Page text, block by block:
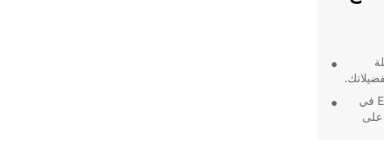
مواقع مريحة: توجد العديد من فروع Europcar في
على